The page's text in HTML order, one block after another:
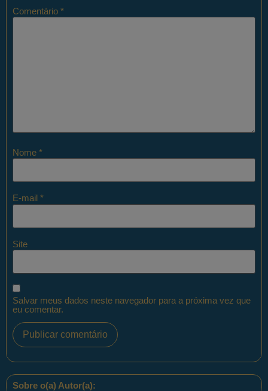
Comentário *
Nome *
E-mail *
Site
Salvar meus dados neste navegador para a próxima vez que
eu comentar.
Sobre o(a) Autor(a):